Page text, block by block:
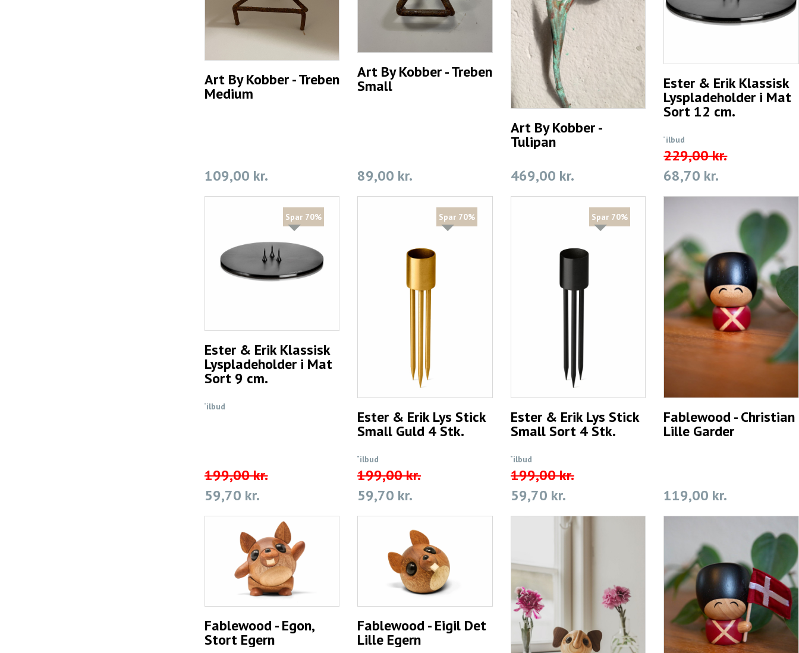
Art By Kobber - Treben
Medium
109,00 kr.
Art By Kobber - Treben
Small
89,00 kr.
Art By Kobber -
Tulipan
469,00 kr.
Ester & Erik Klassisk
Lyspladeholder i Mat
Sort 12 cm.
Tilbud
229,00 kr.
68,70 kr.
Spar 70%
Ester & Erik Klassisk
Lyspladeholder i Mat
Sort 9 cm.
Tilbud
199,00 kr.
59,70 kr.
Spar 70%
Ester & Erik Lys Stick
Small Guld 4 Stk.
Tilbud
199,00 kr.
59,70 kr.
Spar 70%
Ester & Erik Lys Stick
Small Sort 4 Stk.
Tilbud
199,00 kr.
59,70 kr.
Fablewood - Christian
Lille Garder
119,00 kr.
Fablewood - Egon,
Stort Egern
Fablewood - Eigil Det
Lille Egern